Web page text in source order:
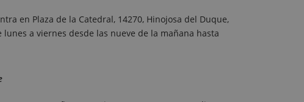
en Plaza de la Catedral, 14270, Hinojosa del Duque,
a viernes desde las nueve de la mañana hasta